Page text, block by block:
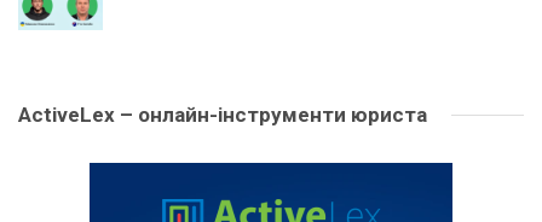
ActiveLex – онлайн-інструменти юриста